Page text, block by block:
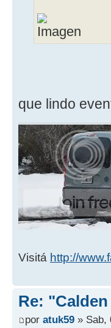
que lindo
Visitá http://
Re:
por atuk59 » Sab,